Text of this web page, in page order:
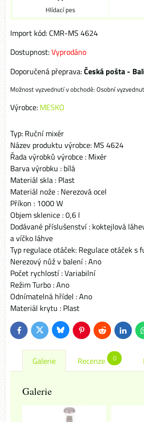
Hlídací pes
Import kód: CMR-MS 4624
Dostupnost:Vyprodáno
Česká pošta -
Osobní
Výrobce: MESKO
Typ: Ruční mixér
Název produktu výrobce: MS 4624
Řada výrobků výrobce : Mixér
Barva výrobku : bílá
Materiál skla : Plast
Materiál nože : Nerezová ocel
Příkon : 1000 W
Objem sklenice : 0,6 l
Dodávané příslušenství : koktejlová
a víčko láhve
Typ regulace otáček: Regulace otáček s
Nerezový nůž v balení : Ano
Počet rychlostí : Variabilní
Režim Turbo : Ano
Odnímatelná hřídel : Ano
Materiál krytu : Plast
FacebookTwitterBlueskyPinterestReddit
Galerie Recenze 0
Galerie